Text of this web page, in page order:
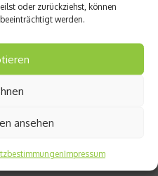
oder zurückziehst, können
werden.
ansehen
Impressum